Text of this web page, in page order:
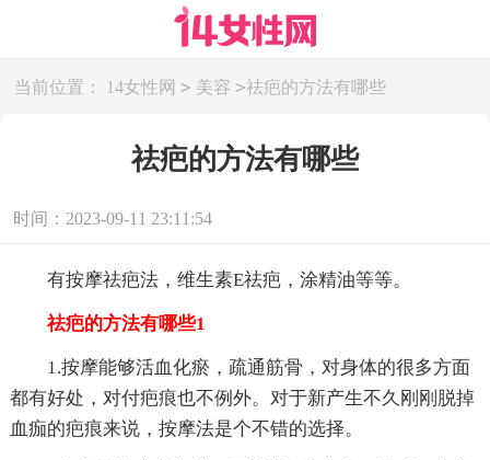
当前位置： 14女性网 > 美容 >祛疤的方法有哪些
祛疤的方法有哪些
时间：2023-09-11 23:11:54
有按摩祛疤法，维生素E祛疤，涂精油等等。
祛疤的方法有哪些1
1.按摩能够活血化瘀，疏通筋骨，对身体的很多方面
都有好处，对付疤痕也不例外。对于新产生不久刚刚脱掉
血痂的疤痕来说，按摩法是个不错的选择。